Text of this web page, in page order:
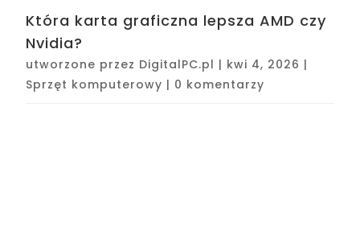
Która karta graficzna lepsza AMD czy
Nvidia?
utworzone przez DigitalPC.pl | kwi 4, 2026 |
Sprzęt komputerowy | 0 komentarzy